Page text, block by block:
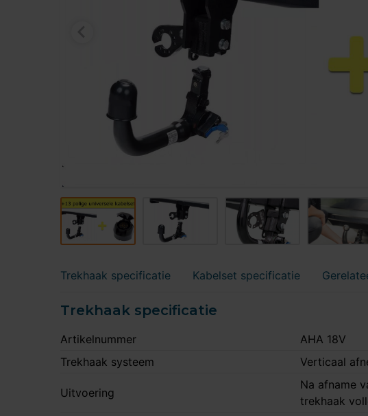
Trekhaak specificatie Kabelset specificatie
Trekhaak specificatie
Artikelnummer
AHA 18V
Trekhaak systeem
Verticaal
Uitvoering
Na afname
trekhaak